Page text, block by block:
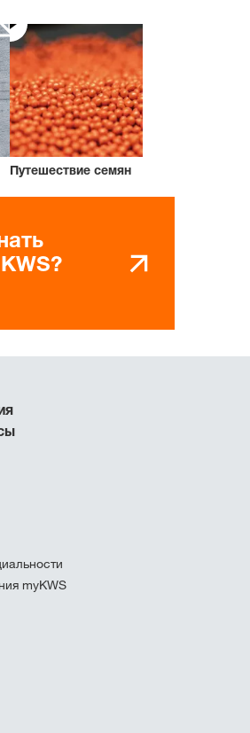
Путешествие семян
myKWS